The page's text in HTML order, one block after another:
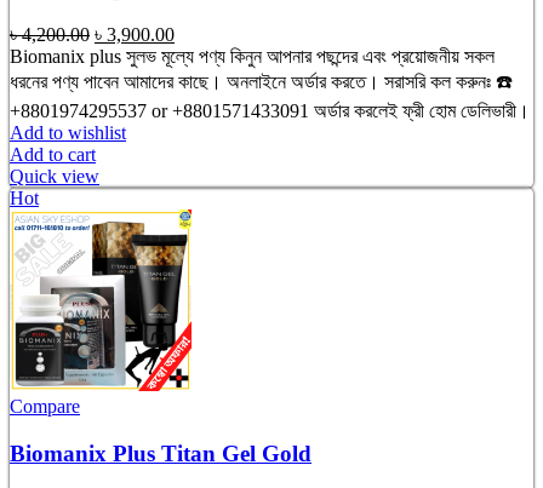
৳4,200.00 Original
price
was:
৳ 3,900.00Current
price
is:
Biomanix plus সুলভ মূল্যে পণ্য কিনুন আপনার পছন্দের এবং প্রয়োজনীয় সকল
ধরনের পণ্য পাবেন আমাদের কাছে। অনলাইনে অর্ডার করতে। সরাসরি কল করুনঃ ☎️
+8801974295537 or +8801571433091 অর্ডার করলেই ফ্রী হোম ডেলিভারী।
Add to wishlist
Add to cart
Quick view
Hot
Compare
Biomanix Plus Titan Gel Gold